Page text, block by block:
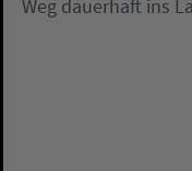
Weg dauerhaft ins